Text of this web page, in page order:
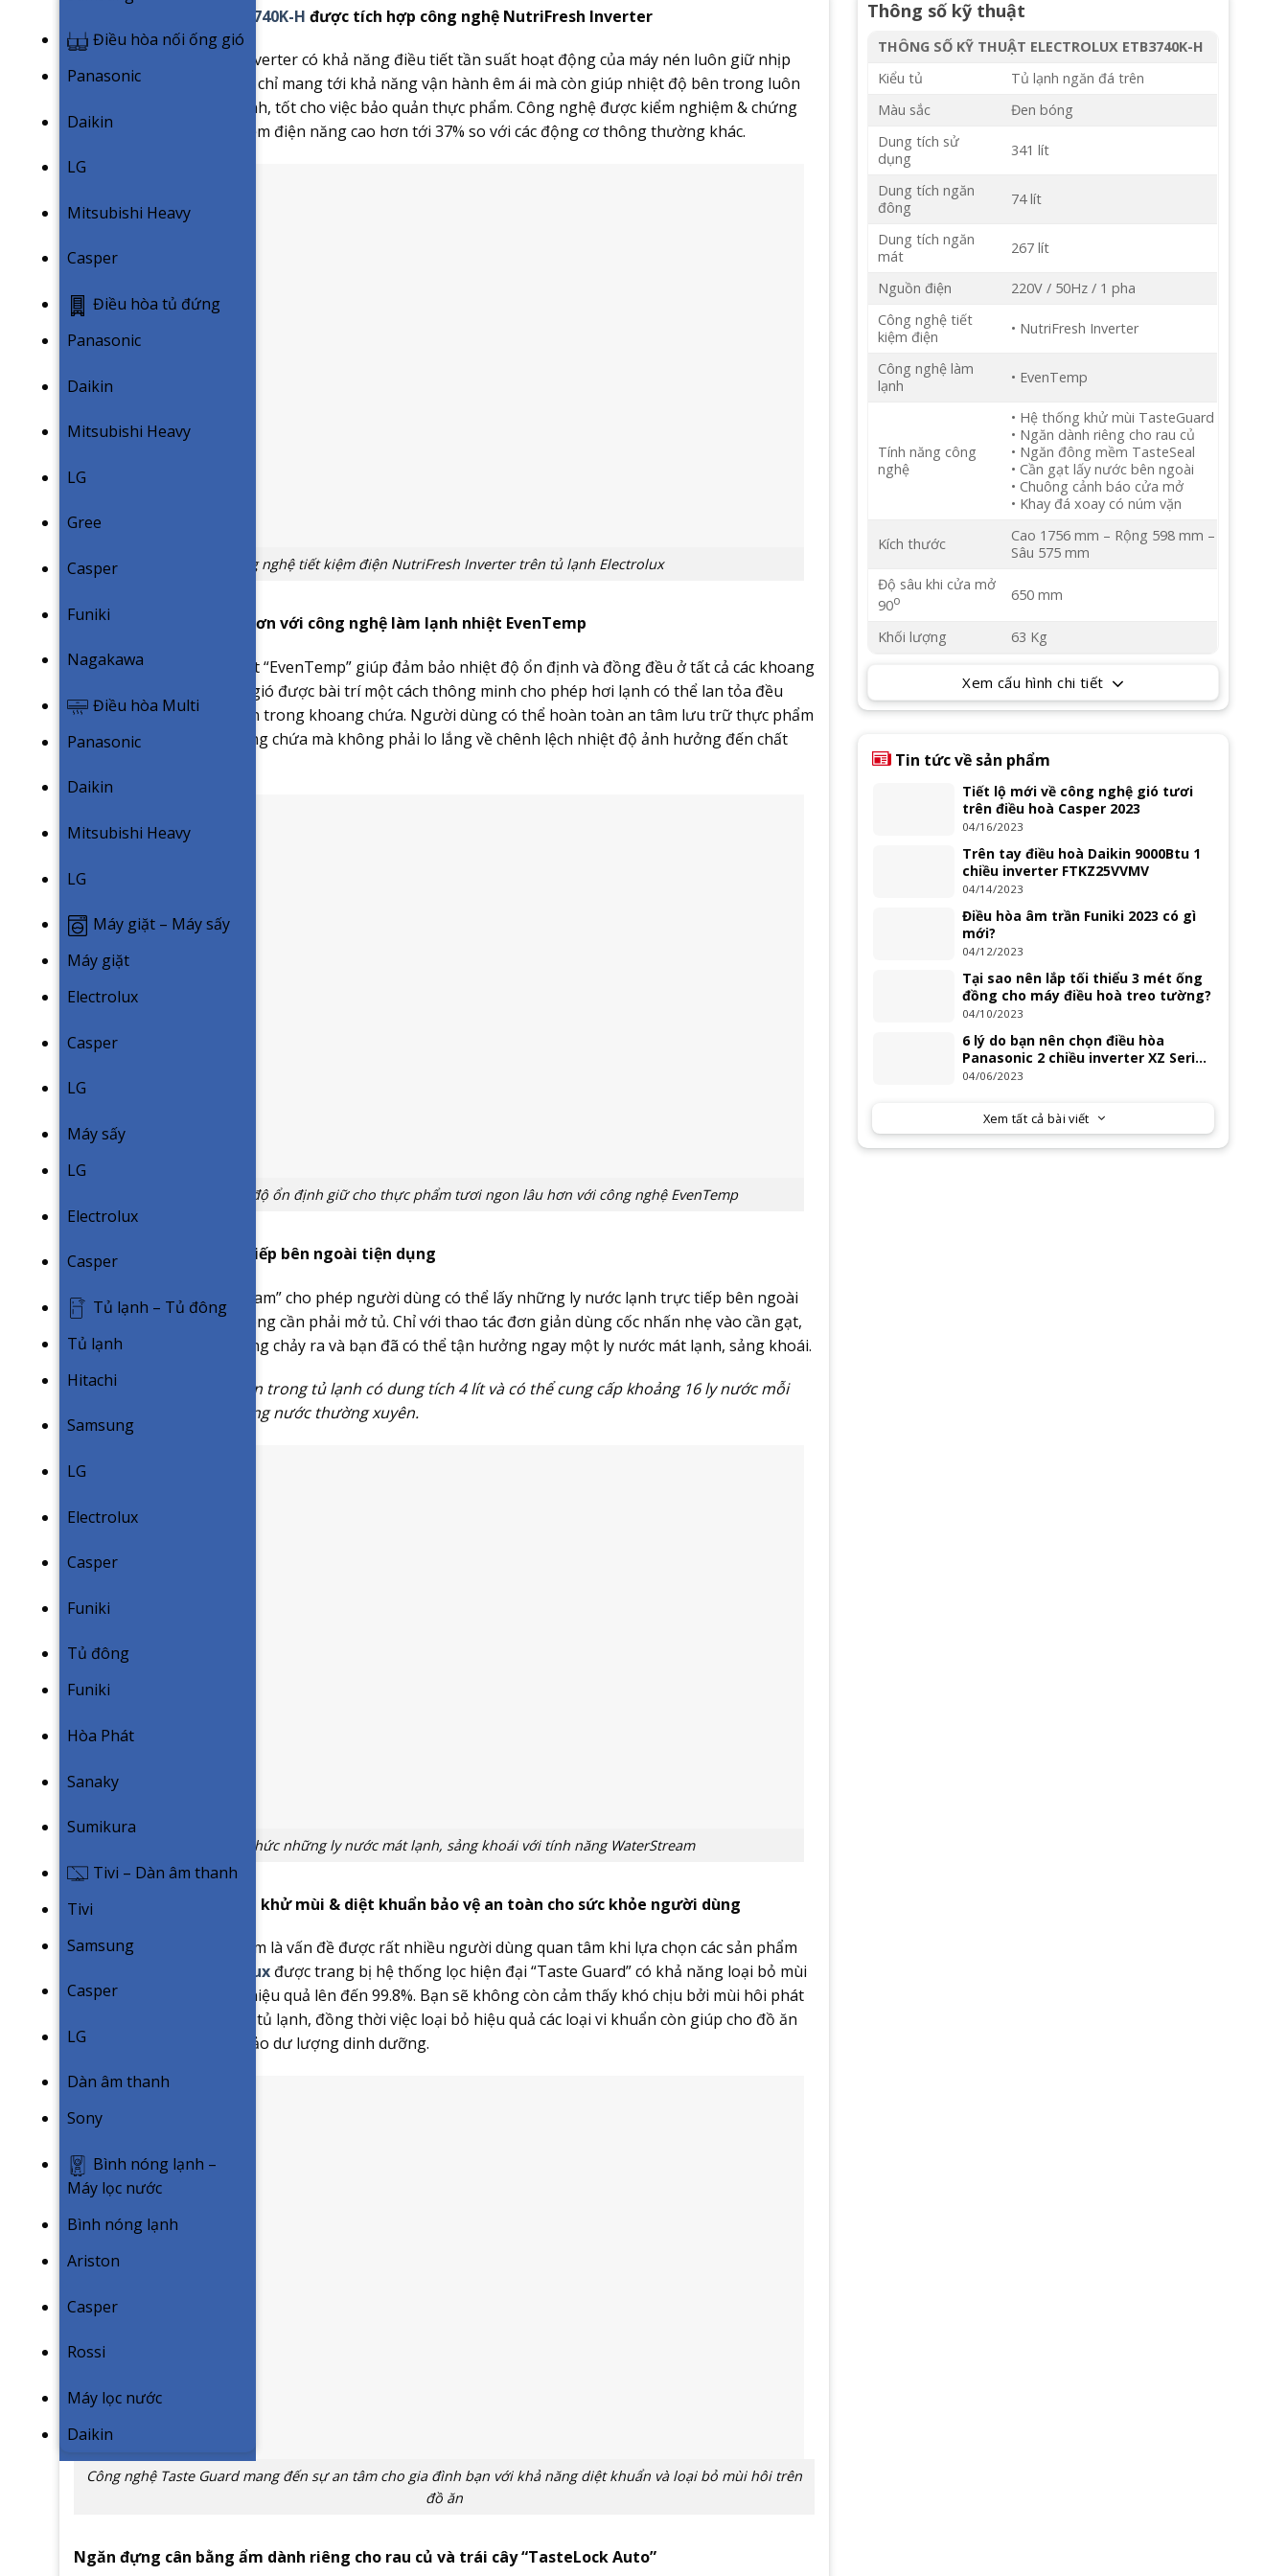
Điều hòa nối ống gió
Panasonic
Daikin
LG
Mitsubishi Heavy
Casper
Điều hòa tủ đứng
Panasonic
Daikin
Mitsubishi Heavy
LG
Gree
Casper
Funiki
Nagakawa
Điều hòa Multi
Panasonic
Daikin
Mitsubishi Heavy
LG
Máy giặt – Máy sấy
Máy giặt
Electrolux
Casper
LG
Máy sấy
LG
Electrolux
Casper
Tủ lạnh – Tủ đông
Tủ lạnh
Hitachi
Samsung
LG
Electrolux
Casper
Funiki
Tủ đông
Funiki
Hòa Phát
Sanaky
Sumikura
Tivi – Dàn âm thanh
Tivi
Samsung
Casper
LG
Dàn âm thanh
Sony
Bình nóng lạnh –
Máy lọc nước
Bình nóng lạnh
Ariston
Casper
Rossi
Máy lọc nước
Daikin
Tủ lạnh Electrolux ETB3740K-H được tích hợp công nghệ NutriFresh Inverter
Công nghệ NutriFresh Inverter có khả năng điều tiết tần suất hoạt động của máy nén luôn giữ nhịp
đều đặn. Điều này không chỉ mang tới khả năng vận hành êm ái mà còn giúp nhiệt độ bên trong luôn
được duy trì ở mức ổn định, tốt cho việc bảo quản thực phẩm. Công nghệ được kiểm nghiệm & chứng
minh đạt hiệu quả tiết kiệm điện năng cao hơn tới 37% so với các động cơ thông thường khác.
Công nghệ tiết kiệm điện NutriFresh Inverter trên tủ lạnh Electrolux
Thực phẩm tươi ngon hơn với công nghệ làm lạnh nhiệt EvenTemp
Công nghệ làm lạnh nhiệt “EvenTemp” giúp đảm bảo nhiệt độ ổn định và đồng đều ở tất cả các khoang
chứa. Nhờ hệ thống cửa gió được bài trí một cách thông minh cho phép hơi lạnh có thể lan tỏa đều
khắp mọi ngóc ngách bên trong khoang chứa. Người dùng có thể hoàn toàn an tâm lưu trữ thực phẩm
ở bất cứ đâu trong khoang chứa mà không phải lo lắng về chênh lệch nhiệt độ ảnh hưởng đến chất
Đảm bảo nhiệt độ ổn định giữ cho thực phẩm tươi ngon lâu hơn với công nghệ EvenTemp
Cần gạt lấy nước trực tiếp bên ngoài tiện dụng
Với tính năng “WaterStream” cho phép người dùng có thể lấy những ly nước lạnh trực tiếp bên ngoài
một cách dễ dàng mà không cần phải mở tủ. Chỉ với thao tác đơn giản dùng cốc nhấn nhẹ vào cần gạt,
nước bên trong sẽ tự động chảy ra và bạn đã có thể tận hưởng ngay một ly nước mát lạnh, sảng khoái.
Lưu ý bình chứa nước bên trong tủ lạnh có dung tích 4 lít và có thể cung cấp khoảng 16 ly nước mỗi
ngày, bạn cần để ý bổ sung nước thường xuyên.
Thưởng thức những ly nước mát lạnh, sảng khoái với tính năng WaterStream
Taste Guard – Hệ thống khử mùi & diệt khuẩn bảo vệ an toàn cho sức khỏe người dùng
An toàn vệ sinh thực phẩm là vấn đề được rất nhiều người dùng quan tâm khi lựa chọn các sản phẩm
Tủ lạnh Electrolux được trang bị hệ thống lọc hiện đại “Taste Guard” có khả năng loại bỏ mùi
hôi và tiêu diệt vi khuẩn hiệu quả lên đến 99.8%. Bạn sẽ không còn cảm thấy khó chịu bởi mùi hôi phát
sinh từ đồ ăn mỗi khi mở tủ lạnh, đồng thời việc loại bỏ hiệu quả các loại vi khuẩn còn giúp cho đồ ăn
luôn tươi ngon và đảm bảo dư lượng dinh dưỡng.
Công nghệ Taste Guard mang đến sự an tâm cho gia đình bạn với khả năng diệt khuẩn và loại bỏ mùi hôi trên
đồ ăn
Ngăn đựng cân bằng ẩm dành riêng cho rau củ và trái cây “TasteLock Auto”
Thông số kỹ thuật
THÔNG SỐ KỸ THUẬT ELECTROLUX ETB3740K-H
Kiểu tủ
Tủ lạnh ngăn đá trên
Màu sắc
Đen bóng
Dung tích sử
dụng
341 lít
Dung tích ngăn
đông
74 lít
Dung tích ngăn
mát
267 lít
Nguồn điện
220V / 50Hz / 1 pha
Công nghệ tiết
kiệm điện
• NutriFresh Inverter
Công nghệ làm
lạnh
• EvenTemp
Tính năng công
nghệ
• Hệ thống khử mùi TasteGuard
• Ngăn dành riêng cho rau củ
• Ngăn đông mềm TasteSeal
• Cần gạt lấy nước bên ngoài
• Chuông cảnh báo cửa mở
• Khay đá xoay có núm vặn
Kích thước
Cao 1756 mm – Rộng 598 mm –
Sâu 575 mm
Độ sâu khi cửa mở
90o 650 mm
Khối lượng 63 Kg
Xem cấu hình chi tiết
Tin tức về sản phẩm
Tiết lộ mới về công nghệ gió tươi
trên điều hoà Casper 2023
04/16/2023
Trên tay điều hoà Daikin 9000Btu 1
chiều inverter FTKZ25VVMV
04/14/2023
Điều hòa âm trần Funiki 2023 có gì
mới?
04/12/2023
Tại sao nên lắp tối thiểu 3 mét ống
đồng cho máy điều hoà treo tường?
04/10/2023
6 lý do bạn nên chọn điều hòa
Panasonic 2 chiều inverter XZ Series
2023
04/06/2023
Xem tất cả bài viết